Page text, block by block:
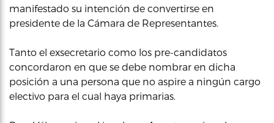
manifestado su intención de convertirse en
presidente de la Cámara de Representantes.
Tanto el exsecretario como los pre-candidatos
concordaron en que se debe nombrar en dicha
posición a una persona que no aspire a ningún cargo
electivo para el cual haya primarias.